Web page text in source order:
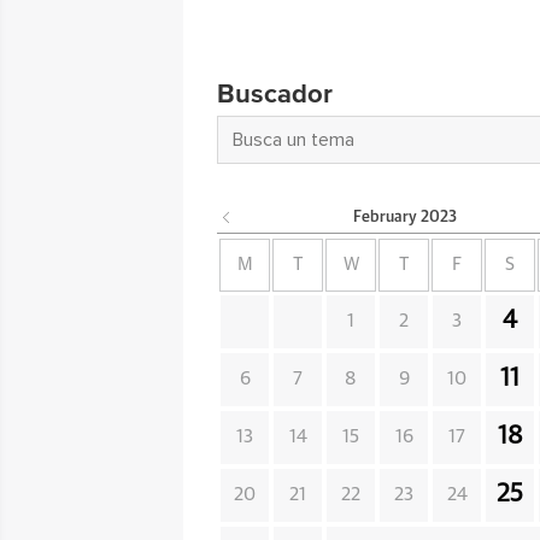
Buscador
February 2023
M W F S
1 2 3 4
6 7 8 9 10 11
13 14 15 16 17 18
20 21 22 23 24 25